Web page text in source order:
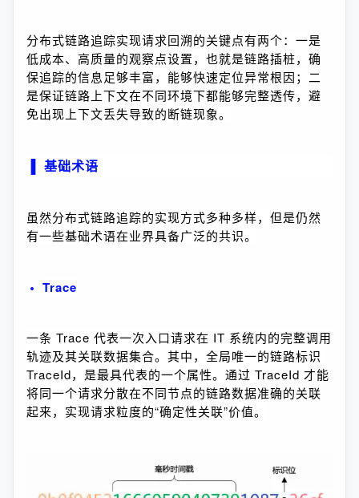
分布式链路追踪实现请求回溯的关键点有两个：一是
低成本、高质量的观察点设置，也就是链路插桩，确
保追踪的信息足够丰富，能够快速定位异常根因；二
是保证链路上下文在不同环境下都能够完整透传，避
免出现上下文丢失导致的断链现象。
基础术语
虽然分布式链路追踪的实现方式多种多样，但是仍然
有一些基础术语在业界具备广泛的共识。
Trace
一条 Trace 代表一次入口请求在 IT 系统内的完整调用
轨迹及其关联数据集合。其中，全局唯一的链路标识
TraceId，是最具代表的一个属性。通过 TraceId 才能
将同一个请求分散在不同节点的链路数据准确的关联
起来，实现请求粒度的“确定性关联”价值。